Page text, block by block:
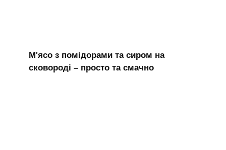
М'ясо з помідорами та сиром на
сковороді – просто та смачно